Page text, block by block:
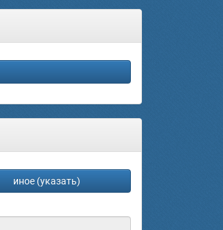
иное (указать)